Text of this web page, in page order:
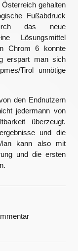
gehalten
Fußabdruck
das neue
Lösungsmittel
Chrom 6 konnte
erspart man sich
Tirol unnötige
den Endnutzern
jedermann von
überzeugt.
und die
kann also mit
und die ersten